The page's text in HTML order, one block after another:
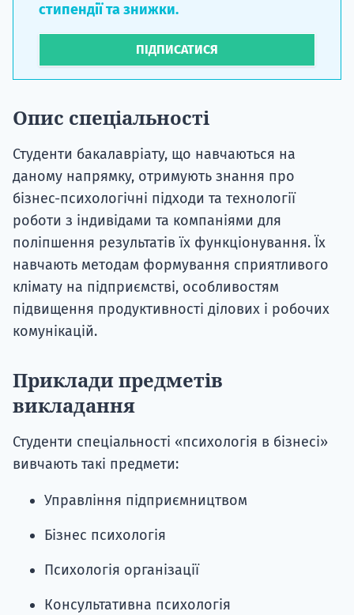
стипендії та знижки.
ПІДПИСАТИСЯ
Опис спеціальності
Студенти бакалавріату, що навчаються на
даному напрямку, отримують знання про
бізнес-психологічні підходи та технології
роботи з індивідами та компаніями для
поліпшення результатів їх функціонування. Їх
навчають методам формування сприятливого
клімату на підприємстві, особливостям
підвищення продуктивності ділових і робочих
комунікацій.
Приклади предметів
викладання
Студенти спеціальності «психологія в бізнесі»
вивчають такі предмети:
Управління підприємництвом
Бізнес психологія
Психологія організації
Консультативна психологія